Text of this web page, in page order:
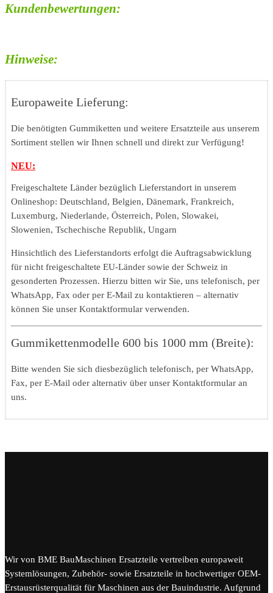
Kundenbewertungen:
Hinweise:
Europaweite Lieferung:
Die benötigten Gummiketten und weitere Ersatzteile aus unserem
Sortiment stellen wir Ihnen schnell und direkt zur Verfügung!
NEU:
Freigeschaltete Länder bezüglich Lieferstandort in unserem
Onlineshop: Deutschland, Belgien, Dänemark, Frankreich,
Luxemburg, Niederlande, Österreich, Polen, Slowakei,
Slowenien, Tschechische Republik, Ungarn
Hinsichtlich des Lieferstandorts erfolgt die Auftragsabwicklung
für nicht freigeschaltete EU-Länder sowie der Schweiz in
gesonderten Prozessen. Hierzu bitten wir Sie, uns telefonisch, per
WhatsApp, Fax oder per E-Mail zu kontaktieren – alternativ
können Sie unser Kontaktformular verwenden.
Gummikettenmodelle 600 bis 1000 mm (Breite):
Bitte wenden Sie sich diesbezüglich telefonisch, per WhatsApp,
Fax, per E-Mail oder alternativ über unser Kontaktformular an
uns.
Wir von BME BauMaschinen Ersatzteile vertreiben europaweit
Systemlösungen, Zubehör- sowie Ersatzteile in hochwertiger OEM-
Erstausrüsterqualität für Maschinen aus der Bauindustrie. Aufgrund